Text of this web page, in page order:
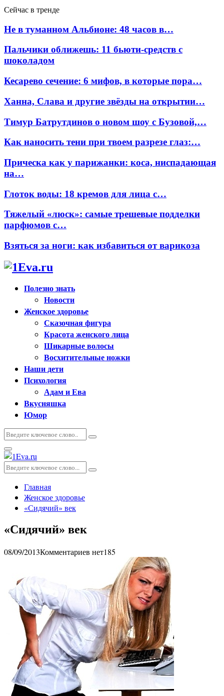
Сейчас в тренде
Не в туманном Альбионе: 48 часов в…
Пальчики оближешь: 11 бьюти-средств с
шоколадом
Кесарево сечение: 6 мифов, в которые пора…
Ханна, Слава и другие звёзды на открытии…
Тимур Батрутдинов о новом шоу с Бузовой,…
Как наносить тени при твоем разрезе глаз:…
Прическа как у парижанки: коса, ниспадающая
на…
Глоток воды: 18 кремов для лица с…
Тяжелый «люск»: самые трешевые подделки
парфюмов с…
Взяться за ноги: как избавиться от варикоза
Полезно знать
Новости
Женское здоровье
Сказочная фигура
Красота женского лица
Шикарные волосы
Восхитительные ножки
Наши дети
Психология
Адам и Ева
Вкусняшка
Юмор
Искать:
Поиск
Основное
меню
Искать:
Поиск
Главная
Женское здоровье
«Сидячий» век
«Сидячий» век
08/09/2013Комментариев нет185